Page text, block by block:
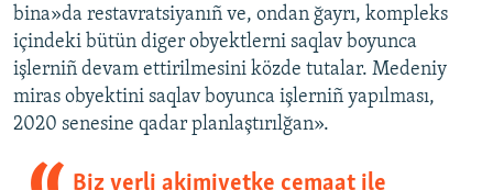
bina»da restavratsiyanıñ ve, ondan ğayrı, kompleks
içindeki bütün diger obyektlerni saqlav boyunca
işlerniñ devam ettirilmesini közde tutalar. Medeniy
miras obyektini saqlav boyunca işlerniñ yapılması,
2020 senesine qadar planlaştırılğan».
Biz yerli akimiyetke cemaat ile